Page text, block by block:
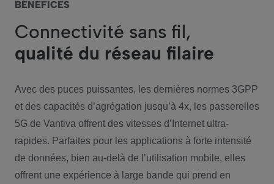
BÉNÉFICES
Connectivité sans fil,
qualité du réseau filaire
Avec des puces puissantes, les dernières normes 3GPP
et des capacités d’agrégation jusqu’à 4x, les passerelles
5G de Vantiva offrent des vitesses d’Internet ultra-
rapides. Parfaites pour les applications à forte intensité
de données, bien au-delà de l’utilisation mobile, elles
offrent une expérience à large bande qui prend en